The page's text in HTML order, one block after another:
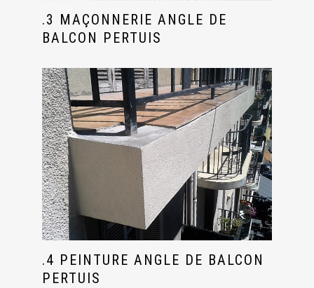
.3 MAÇONNERIE ANGLE DE
BALCON PERTUIS
.4 PEINTURE ANGLE DE BALCON
PERTUIS